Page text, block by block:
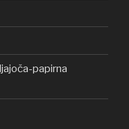
papirna